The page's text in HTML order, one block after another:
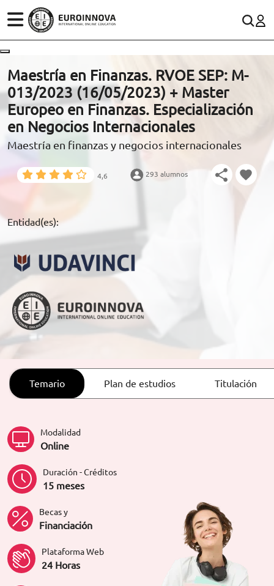
ESTUDIOS
CONOCE EUROINNOVA
BECAS Y FINANCIACIÓN
ARTÍCULOS
ORIENTACIÓN LABORAL
(+34)958 050 200(gratuito en España)
900 831 200
formacion@euroinnova.com
TRABAJA CON NOSOTROS
Maestría en Finanzas. RVOE SEP: M-
013/2023 (16/05/2023) + Master
Europeo en Finanzas. Especialización
en Negocios Internacionales
Maestría en finanzas y negocios internacionales
4,6 293 alumnos
Entidad(es):
Temario Plan de estudios Titulación
Modalidad
Online
Duración - Créditos
15 meses
Becas y
Financiación
Plataforma Web
24 Horas